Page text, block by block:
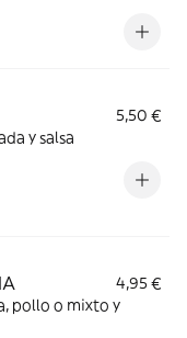
5,50 €
y salsa
4,95 €
pollo o mixto y